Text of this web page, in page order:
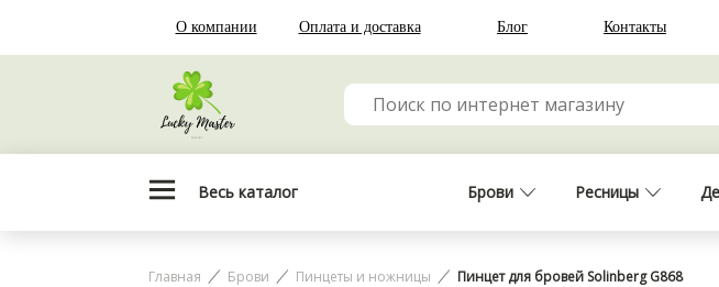
Главная Брови Пинцеты и ножницы Пинцет для бровей Solinberg G868
О компании Оплата и доставка Блог Контакты
Весь каталог Брови Ресницы